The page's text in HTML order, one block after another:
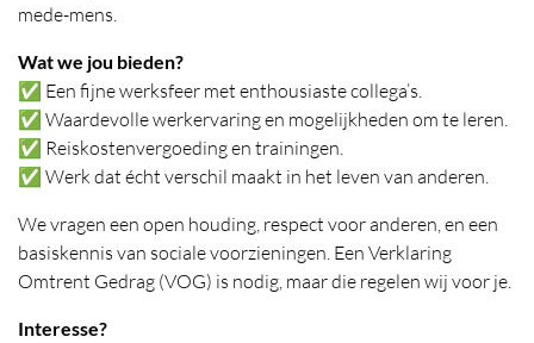
mede-mens.
Wat we jou bieden?
✅ Een fijne werksfeer met enthousiaste collega’s.
✅ Waardevolle werkervaring en mogelijkheden om te leren.
✅ Reiskostenvergoeding en trainingen.
✅ Werk dat écht verschil maakt in het leven van anderen.
We vragen een open houding, respect voor anderen, en een
basiskennis van sociale voorzieningen. Een Verklaring
Omtrent Gedrag (VOG) is nodig, maar die regelen wij voor je.
Interesse?